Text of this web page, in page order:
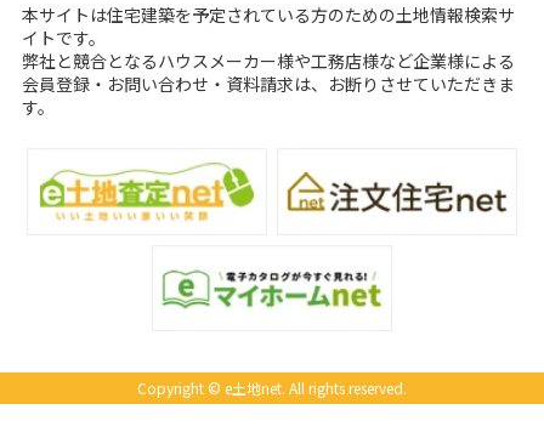
本サイトは住宅建築を予定されている方のための土地情報検索サ
イトです。
弊社と競合となるハウスメーカー様や工務店様など企業様による
会員登録・お問い合わせ・資料請求は、お断りさせていただきま
す。
Copyright © e土地net. All rights reserved.